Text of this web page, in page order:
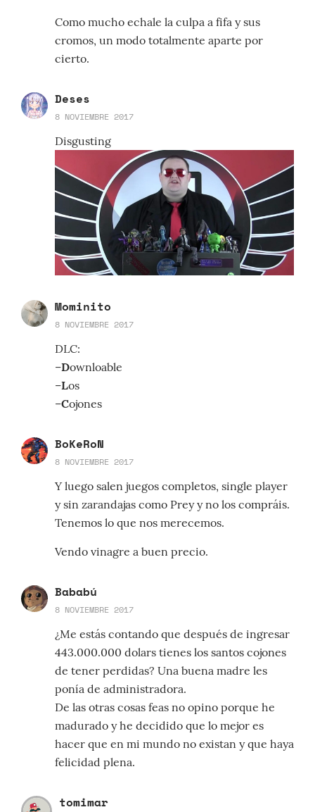
Como mucho echale la culpa a fifa y sus
cromos, un modo totalmente aparte por
cierto.
Deses
8 NOVIEMBRE 2017
Disgusting
Mominito
8 NOVIEMBRE 2017
DLC:
–Downloable
–Los
–Cojones
BoKeRoN
8 NOVIEMBRE 2017
Y luego salen juegos completos, single player
y sin zarandajas como Prey y no los compráis.
Tenemos lo que nos merecemos.
Vendo vinagre a buen precio.
Bababú
8 NOVIEMBRE 2017
¿Me estás contando que después de ingresar
443.000.000 dolars tienes los santos cojones
de tener perdidas? Una buena madre les
ponía de administradora.
De las otras cosas feas no opino porque he
madurado y he decidido que lo mejor es
hacer que en mi mundo no existan y que haya
felicidad plena.
tomimar